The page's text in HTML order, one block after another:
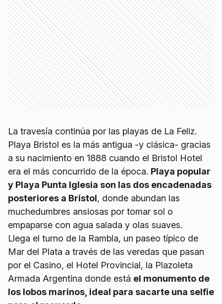
La travesía continúa por las playas de La Feliz.
Playa Bristol es la más antigua -y clásica- gracias
a su nacimiento en 1888 cuando el Bristol Hotel
era el más concurrido de la época. Playa popular
y Playa Punta Iglesia son las dos encadenadas
posteriores a Bristol, donde abundan las
muchedumbres ansiosas por tomar sol o
empaparse con agua salada y olas suaves.
Llega el turno de la Rambla, un paseo típico de
Mar del Plata a través de las veredas que pasan
por el Casino, el Hotel Provincial, la Plazoleta
Armada Argentina donde está el monumento de
los lobos marinos, ideal para sacarte una selfie